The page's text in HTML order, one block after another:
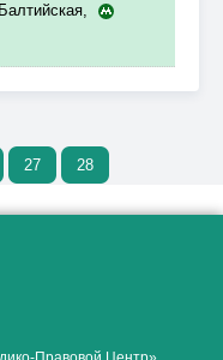
Балтийская,
27 28